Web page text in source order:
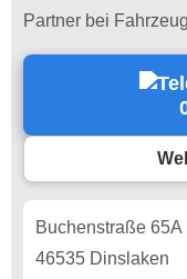
Partner bei
Buchenstraße 65A
46535 Dinslaken